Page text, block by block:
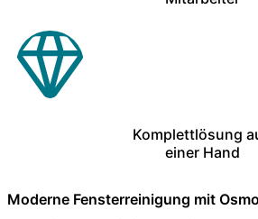
Komplettlösung
einer Hand
Moderne Fensterreinigung mit